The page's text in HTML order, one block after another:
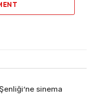
sinema